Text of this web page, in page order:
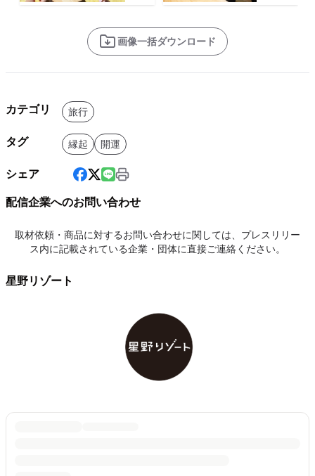
画像一括ダウンロード
カテゴリ 旅行
タグ 縁起 開運
シェア
配信企業へのお問い合わせ
取材依頼・商品に対するお問い合わせに関しては、プレスリリー
ス内に記載されている企業・団体に直接ご連絡ください。
星野リゾート